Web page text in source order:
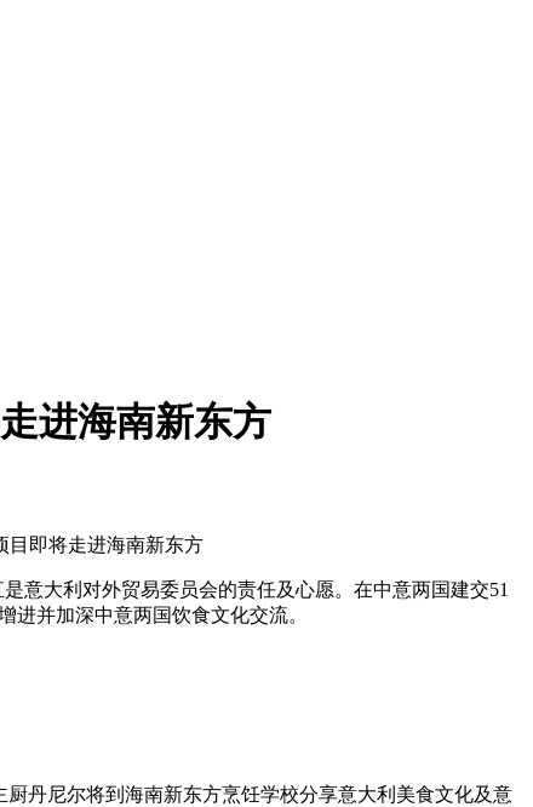
进海南新东方
目即将走进海南新东方
意大利对外贸易委员会的责任及心愿。在中意两国建交51
进并加深中意两国饮食文化交流。
丹尼尔将到海南新东方烹饪学校分享意大利美食文化及意